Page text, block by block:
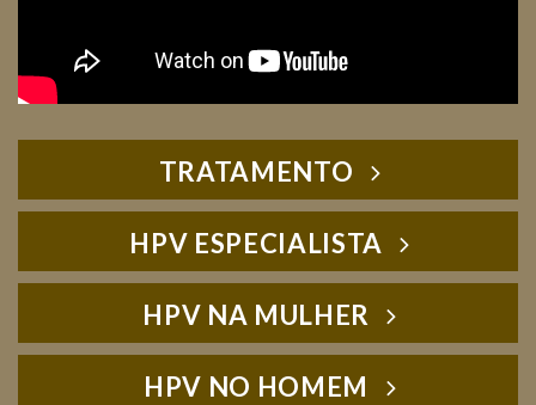
TRATAMENTO
HPV ESPECIALISTA
HPV NA MULHER
HPV NO HOMEM